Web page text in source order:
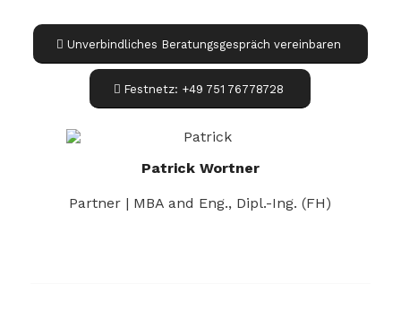
Unverbindliches Beratungsgespräch vereinbaren
Festnetz: +49 751 76778728
Patrick Wortner
Partner | MBA and Eng., Dipl.-Ing. (FH)